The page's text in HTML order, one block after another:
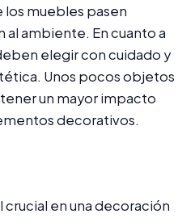
los muebles pasen
ambiente. En cuanto a
elegir con cuidado y
Unos pocos objetos
un mayor impacto
decorativos.
crucial en una decoración